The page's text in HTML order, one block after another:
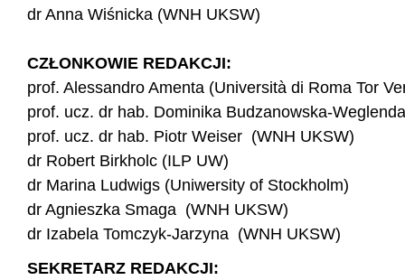
dr Anna Wiśnicka (WNH UKSW)
CZŁONKOWIE REDAKCJI:
prof. Alessandro Amenta (Università di Roma Tor
prof. ucz. dr hab. Dominika Budzanowska-
prof. ucz. dr hab. Piotr Weiser (WNH UKSW)
dr Robert Birkholc (ILP UW)
dr Marina Ludwigs (Uniwersity of Stockholm)
dr Agnieszka Smaga (WNH UKSW)
dr Izabela Tomczyk-Jarzyna (WNH UKSW)
SEKRETARZ REDAKCJI: